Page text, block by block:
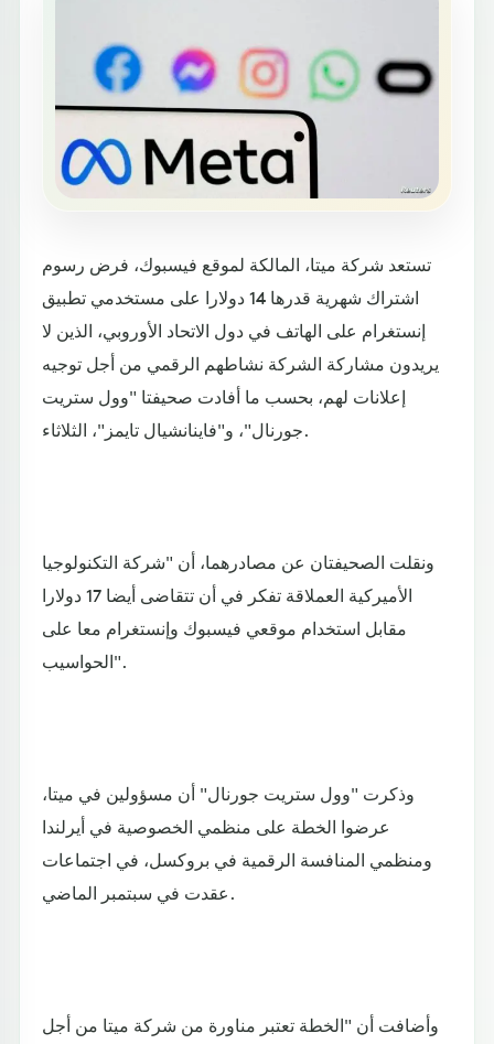
تستعد شركة ميتا، المالكة لموقع فيسبوك، فرض رسوم
اشتراك شهرية قدرها 14 دولارا على مستخدمي تطبيق
إنستغرام على الهاتف في دول الاتحاد الأوروبي، الذين لا
يريدون مشاركة الشركة نشاطهم الرقمي من أجل توجيه
إعلانات لهم، بحسب ما أفادت صحيفتا "وول ستريت
جورنال"، و"فاينانشيال تايمز"، الثلاثاء.
ونقلت الصحيفتان عن مصادرهما، أن "شركة التكنولوجيا
الأميركية العملاقة تفكر في أن تتقاضى أيضا 17 دولارا
مقابل استخدام موقعي فيسبوك وإنستغرام معا على
الحواسيب".
وذكرت "وول ستريت جورنال" أن مسؤولين في ميتا،
عرضوا الخطة على منظمي الخصوصية في أيرلندا
ومنظمي المنافسة الرقمية في بروكسل، في اجتماعات
عقدت في سبتمبر الماضي.
وأضافت أن "الخطة تعتبر مناورة من شركة ميتا من أجل